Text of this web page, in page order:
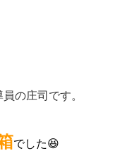
の庄司です。
でした😆